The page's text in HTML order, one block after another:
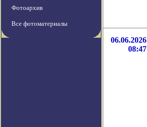
Фотоархив
Все фотоматериалы
06.06.2026
08:47